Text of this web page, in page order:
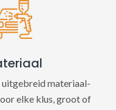
uitgebreid materiaal-
elke klus, groot of